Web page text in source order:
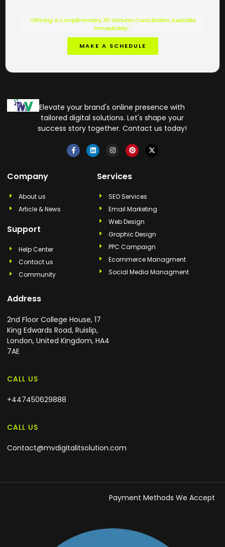
"Offering A Complimentary 30-Minutes Consultation Available
Immediately."
MAKE A SCHEDULE
Elevate your brand's online presence with
tailored digital solutions. Let's shape your
success story together. Contact us today!
Company
About us
Article & News
Support
Help Center
Contact us
Community
Services
SEO Services
Email Marketing
Web Design
Graphic Design
PPC Campaign
Ecommerce Managment
Social Media Managment
Address
2nd Floor College House, 17
King Edwards Road, Ruislip,
London, United Kingdom, HA4
7AE
CALL US
+447450629888
CALL US
Contact@mvdigitalitsolution.com
Payment Methods We Accept